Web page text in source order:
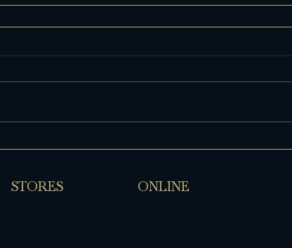
​STORES ONLINE